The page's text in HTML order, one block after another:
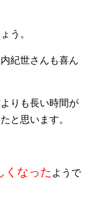
う。
紀世さんも喜ん
りも長い時間が
と思います。
くなった ようで